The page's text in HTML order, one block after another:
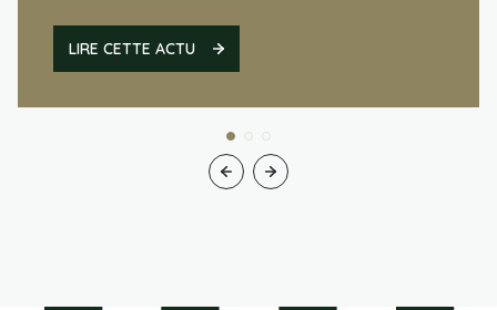
LIRE CETTE ACTU